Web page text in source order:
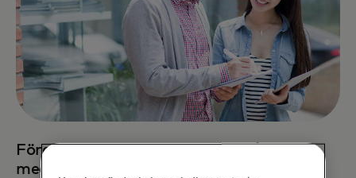
Företagsledare och ägare till små och
medelstora företag